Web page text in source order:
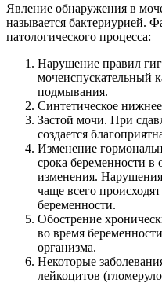
Явление обнаружения в
называется бактериурией.
патологического процесса:
Нарушение правил
мочеиспускательный
подмывания.
Синтетическое нижнее
Застой мочи. При
создается
Изменение
срока беременности
изменения.
чаще всего
беременности.
Обострение
во время
организма.
Некоторые
лейкоцитов